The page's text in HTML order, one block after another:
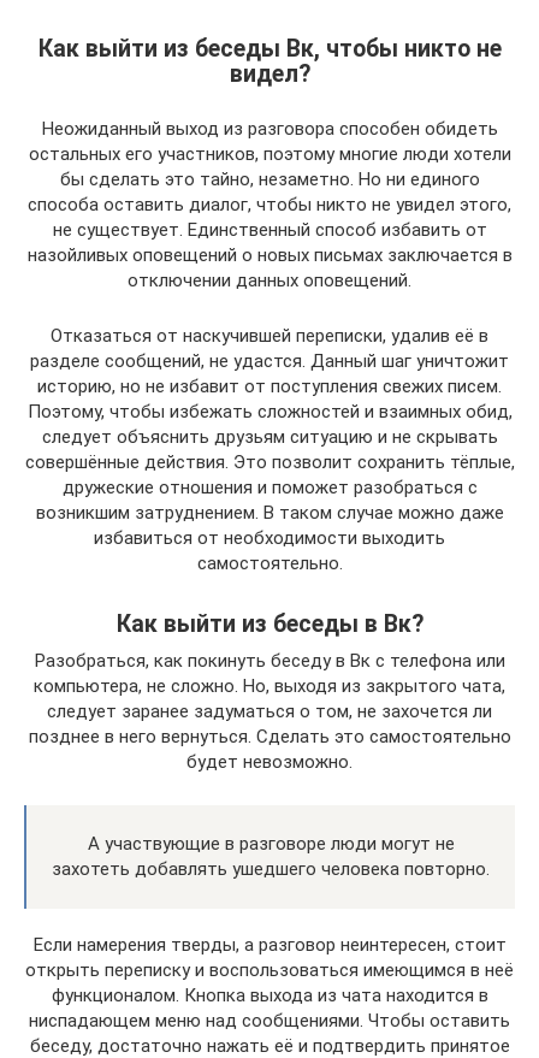
Как выйти из беседы Вк, чтобы никто не
видел?
Неожиданный выход из разговора способен обидеть
остальных его участников, поэтому многие люди хотели
бы сделать это тайно, незаметно. Но ни единого
способа оставить диалог, чтобы никто не увидел этого,
не существует. Единственный способ избавить от
назойливых оповещений о новых письмах заключается в
отключении данных оповещений.
Отказаться от наскучившей переписки, удалив её в
разделе сообщений, не удастся. Данный шаг уничтожит
историю, но не избавит от поступления свежих писем.
Поэтому, чтобы избежать сложностей и взаимных обид,
следует объяснить друзьям ситуацию и не скрывать
совершённые действия. Это позволит сохранить тёплые,
дружеские отношения и поможет разобраться с
возникшим затруднением. В таком случае можно даже
избавиться от необходимости выходить
самостоятельно.
Как выйти из беседы в Вк?
Разобраться, как покинуть беседу в Вк с телефона или
компьютера, не сложно. Но, выходя из закрытого чата,
следует заранее задуматься о том, не захочется ли
позднее в него вернуться. Сделать это самостоятельно
будет невозможно.
А участвующие в разговоре люди могут не
захотеть добавлять ушедшего человека повторно.
Если намерения тверды, а разговор неинтересен, стоит
открыть переписку и воспользоваться имеющимся в неё
функционалом. Кнопка выхода из чата находится в
ниспадающем меню над сообщениями. Чтобы оставить
беседу, достаточно нажать её и подтвердить принятое